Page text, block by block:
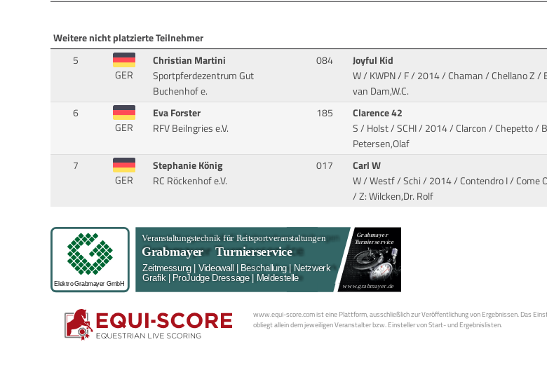
Weitere nicht platzierte Teilnehmer
5
GER
Christian Martini
Sportpferdezentrum Gut
Buchenhof e.
084
Joyful Kid
W / KWPN / F / 2014 / Chaman / Chellano Z/
van Dam,W.C.
6
GER
Eva Forster
RFV Beilngries e.V.
185
Clarence 42
S / Holst / SCHI / 2014 / Clarcon / Chepetto/
Petersen,Olaf
7
GER
Stephanie König
RC Röckenhof e.V.
017
Carl W
W / Westf / Schi / 2014 / Contendro I / Come
/ Z: Wilcken,Dr. Rolf
www.equi-score.com ist eine Plattform, ausschließlich zur Veröffentlichung von Ergebnissen. Das
obliegt allein dem jeweiligen Veranstalter bzw. Einsteller von Start- und Ergebnislisten.